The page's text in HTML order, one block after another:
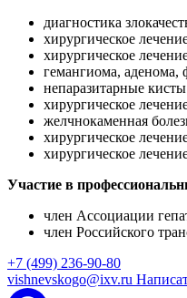
диагностика
хирургическое
хирургическое
гемангиома, аденома,
непаразитарные
хирургическое
желчнокаменная
хирургическое
хирургическое
Участие в
член Ассоциации
член Российского
+7 (499) 236-90-80
vishnevskogo@ixv.ru